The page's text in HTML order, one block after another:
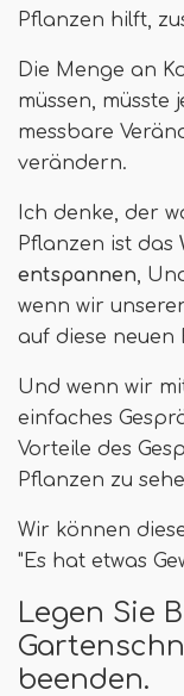
Pflanzen hilft,
Die Menge an
müssen, müsste
messbare
verändern.
Ich denke, der
Pflanzen ist das
entspannen,
wenn wir
auf diese neuen
Und wenn wir
einfaches
Vorteile des
Pflanzen zu
Wir können
"Es hat etwas
Legen Sie
beenden.